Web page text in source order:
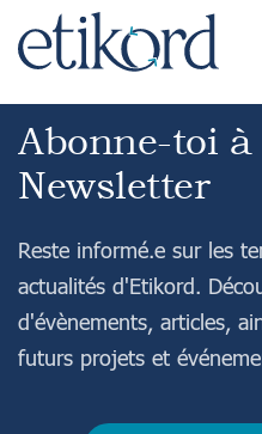
Abonne-toi à
Newsletter
Reste informé.e sur les
actualités d'Etikord.
d'évènements, articles,
futurs projets et